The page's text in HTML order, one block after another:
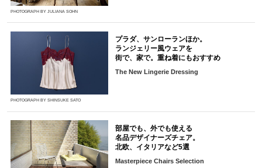
PHOTOGRAPH BY JULIANA SOHN
PHOTOGRAPH BY SHINSUKE SATO
プラダ、サンローランほか。
ランジェリー風ウェアを
街で、家で。重ね着にもおすすめ
The New Lingerie Dressing
部屋でも、外でも使える
名品デザイナーズチェア。
北欧、イタリアなど5選
Masterpiece Chairs Selection